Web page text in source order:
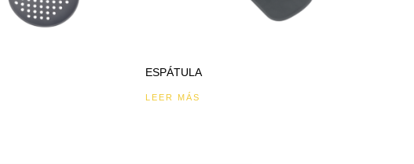
ESPÁTULA
LEER MÁS